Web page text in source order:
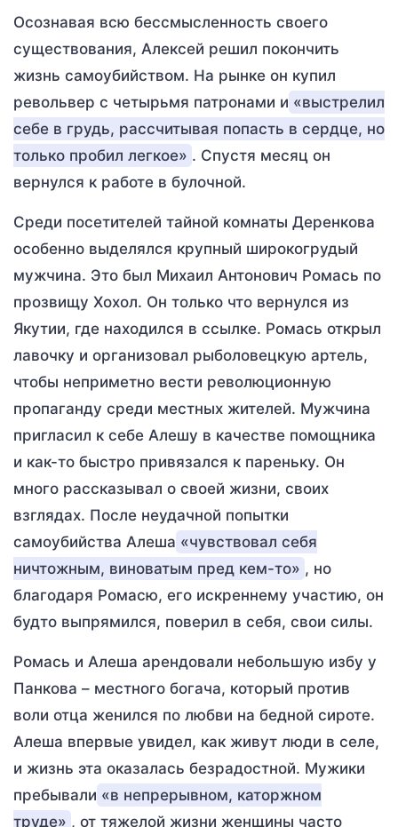
Осознавая всю бессмысленность своего
существования, Алексей решил покончить
жизнь самоубийством. На рынке он купил
револьвер с четырьмя патронами и «выстрелил
себе в грудь, рассчитывая попасть в сердце, но
только пробил легкое» . Спустя месяц он
вернулся к работе в булочной.
Среди посетителей тайной комнаты Деренкова
особенно выделялся крупный широкогрудый
мужчина. Это был Михаил Антонович Ромась по
прозвищу Хохол. Он только что вернулся из
Якутии, где находился в ссылке. Ромась открыл
лавочку и организовал рыболовецкую артель,
чтобы неприметно вести революционную
пропаганду среди местных жителей. Мужчина
пригласил к себе Алешу в качестве помощника
и как-то быстро привязался к пареньку. Он
много рассказывал о своей жизни, своих
взглядах. После неудачной попытки
самоубийства Алеша «чувствовал себя
ничтожным, виноватым пред кем-то» , но
благодаря Ромасю, его искреннему участию, он
будто выпрямился, поверил в себя, свои силы.
Ромась и Алеша арендовали небольшую избу у
Панкова – местного богача, который против
воли отца женился по любви на бедной сироте.
Алеша впервые увидел, как живут люди в селе,
и жизнь эта оказалась безрадостной. Мужики
пребывали «в непрерывном, каторжном
труде» , от тяжелой жизни женщины часто